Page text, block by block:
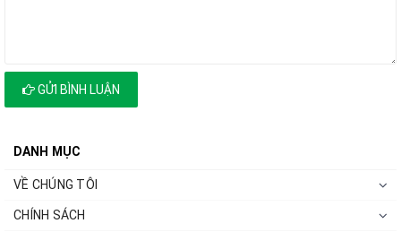
GỬI BÌNH LUẬN
DANH MỤC
VỀ CHÚNG TÔI
CHÍNH SÁCH